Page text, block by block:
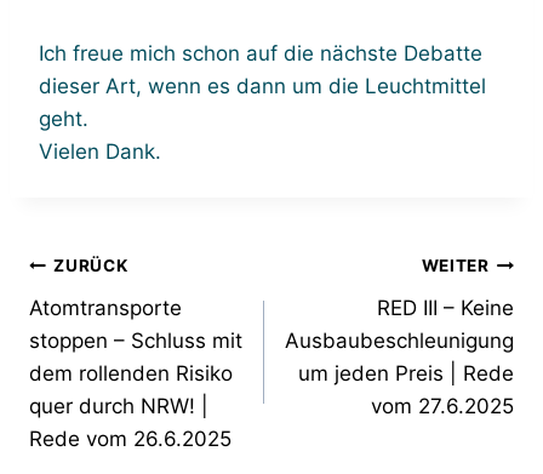
Ich freue mich schon auf die nächste Debatte
dieser Art, wenn es dann um die Leuchtmittel
geht.
Vielen Dank.
Beitragsnavigation
ZURÜCK
Atomtransporte
stoppen – Schluss mit
dem rollenden Risiko
quer durch NRW! |
Rede vom 26.6.2025
WEITER
RED III – Keine
Ausbaubeschleunigung
um jeden Preis | Rede
vom 27.6.2025